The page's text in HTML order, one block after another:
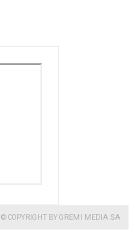
© COPYRIGHT BY GREMI MEDIA SA